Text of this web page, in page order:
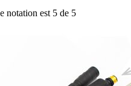
notation est 5 de 5